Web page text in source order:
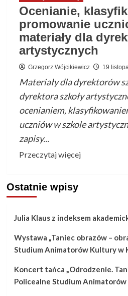
2018
Ocenianie,
promowanie
materiały dla
artystycznych
Grzegorz Wójcikiewicz 19
Materiały dla dyrektorów
dyrektora szkoły
ocenianiem,
uczniów w szkole
zapisy...
Przeczytaj więcejPrzeczytaj
i
uczniów
–
materiały
dla
Ostatnie wpisy
Julia Klaus z indeksem
Wystawa „Taniec obrazów –
Studium Animatorów Kultury w
Koncert tańca „Odrodzenie.
Policealne Studium